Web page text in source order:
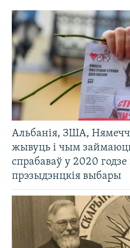
Альбанія, ЗША,
жывуць і чым
спрабаваў у 2020
прэзыдэнцкія выбары